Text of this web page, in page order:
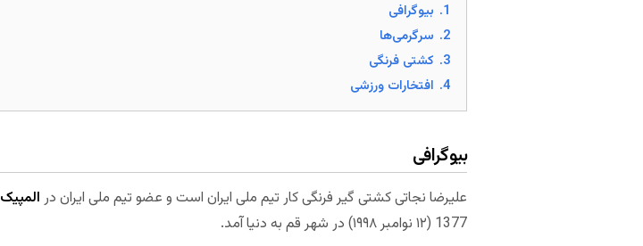
1. بیوگرافی
2. سرگرمی‌ها
3. کشتی فرنگی
4. افتخارات ورزشی
بیوگرافی
علیرضا نجاتی کشتی گیر فرنگی کار تیم ملی ایران است و عضو تیم ملی ایران در المپیک 2020 توکیو
1377 (۱۲ نوامبر ۱۹۹۸) در شهر قم به دنیا آمد.